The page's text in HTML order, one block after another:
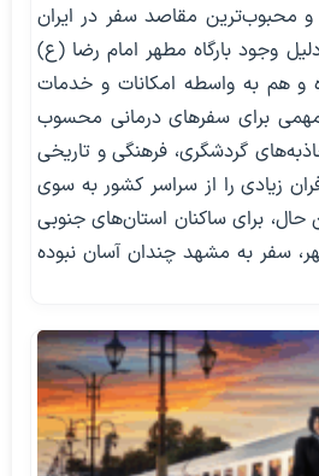
محبوب‌ترین مقاصد سفر در ایران
وجود بارگاه مطهر امام رضا (ع)
و هم به واسطه‌ امکانات و خدمات
مهمی برای سفرهای درمانی محسوب
گردشگری، فرهنگی و تاریخی
زیادی را از سراسر کشور به سوی
برای ساکنان استان‌های جنوبی
سفر به مشهد چندان آسان نبوده